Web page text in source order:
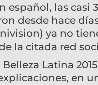
español, las casi
desde hace
ya no
la citada red
Latina
en